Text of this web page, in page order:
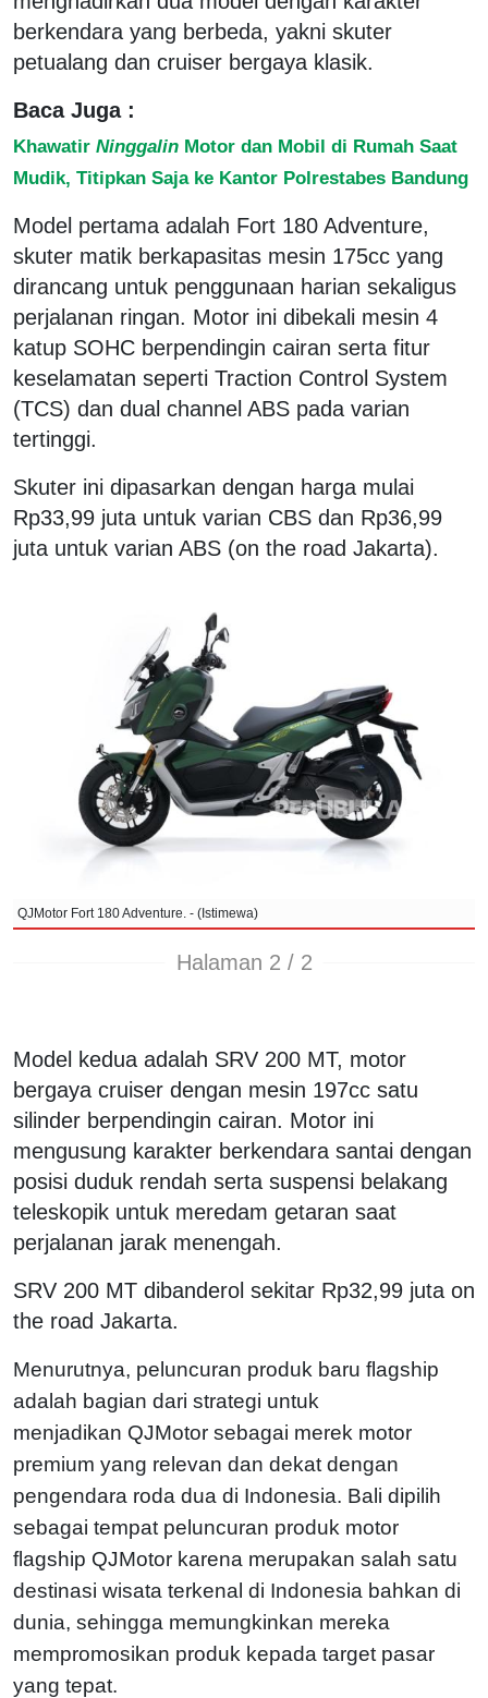
berkendara yang berbeda, yakni skuter
petualang dan cruiser bergaya klasik.
Baca Juga :
Khawatir Ninggalin Motor dan Mobil di Rumah Saat
Mudik, Titipkan Saja ke Kantor Polrestabes Bandung
Model pertama adalah Fort 180 Adventure,
skuter matik berkapasitas mesin 175cc yang
dirancang untuk penggunaan harian sekaligus
perjalanan ringan. Motor ini dibekali mesin 4
katup SOHC berpendingin cairan serta fitur
keselamatan seperti Traction Control System
(TCS) dan dual channel ABS pada varian
tertinggi.
Skuter ini dipasarkan dengan harga mulai
Rp33,99 juta untuk varian CBS dan Rp36,99
juta untuk varian ABS (on the road Jakarta).
QJMotor Fort 180 Adventure. - (Istimewa)
Halaman 2 / 2
Model kedua adalah SRV 200 MT, motor
bergaya cruiser dengan mesin 197cc satu
silinder berpendingin cairan. Motor ini
mengusung karakter berkendara santai dengan
posisi duduk rendah serta suspensi belakang
teleskopik untuk meredam getaran saat
perjalanan jarak menengah.
SRV 200 MT dibanderol sekitar Rp32,99 juta on
the road Jakarta.
Menurutnya, peluncuran produk baru flagship
adalah bagian dari strategi untuk
menjadikan QJMotor sebagai merek motor
premium yang relevan dan dekat dengan
pengendara roda dua di Indonesia. Bali dipilih
sebagai tempat peluncuran produk motor
flagship QJMotor karena merupakan salah satu
destinasi wisata terkenal di Indonesia bahkan di
dunia, sehingga memungkinkan mereka
mempromosikan produk kepada target pasar
yang tepat.